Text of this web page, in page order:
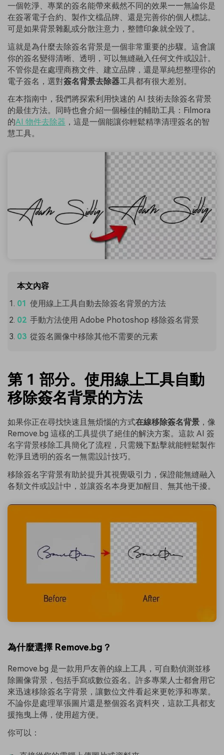
一個乾淨、專業的簽名能帶來截然不同的效果——無論你是
在簽署電子合約、製作文檔品牌、還是完善你的個人標誌。
可是如果背景雜亂或分散注意力，整體印象就全毀了。
這就是為什麼去除簽名背景是一個非常重要的步驟。這會讓
你的簽名變得清晰、透明，可以無縫融入任何文件或設計。
不管你是在處理商務文件、建立品牌，還是單純想整理你的
電子簽名，選對簽名背景去除器工具都有很大差別。
在本指南中，我們將探索利用快速的 AI 技術去除簽名背景
的最佳方法。同時也會介紹一個極佳的輔助工具：Filmora
的AI 物件去除器 ，這是一個能讓你輕鬆精準清理簽名的智
慧工具。
本文內容
使用線上工具自動去除簽名背景的方法
手動方法使用 Adobe Photoshop 移除簽名背景
從簽名圖像中移除其他不需要的元素
第 1 部分。使用線上工具自動
移除簽名背景的方法
如果你正在尋找快速且無煩惱的方式在線移除簽名背景 ，像
Remove.bg 這樣的工具提供了絕佳的解決方案。這款 AI 簽
名字背景移除工具簡化了流程，只需幾下點擊就能輕鬆製作
乾淨且透明的簽名—無需設計技巧。
移除簽名字背景有助於提升其視覺吸引力，保證能無縫融入
各類文件或設計中，並讓簽名本身更加醒目、無其他干擾。
為什麼選擇 Remove.bg？
Remove.bg 是一款用戶友善的線上工具，可自動偵測並移
除圖像背景，包括手寫或數位簽名。許多專業人士都會用它
來迅速移除簽名字背景，讓數位文件看起來更乾淨和專業。
不論你是處理單張圖片還是整個簽名資料夾，這款工具都支
援拖曳上傳，使用超方便。
你可以：